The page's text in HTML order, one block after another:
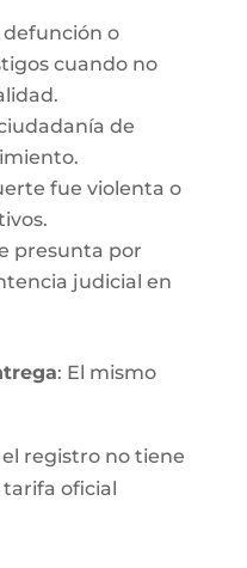
o
cuando no
de
fue violenta o
presunta por
judicial en
: El mismo
registro no tiene
tarifa oficial